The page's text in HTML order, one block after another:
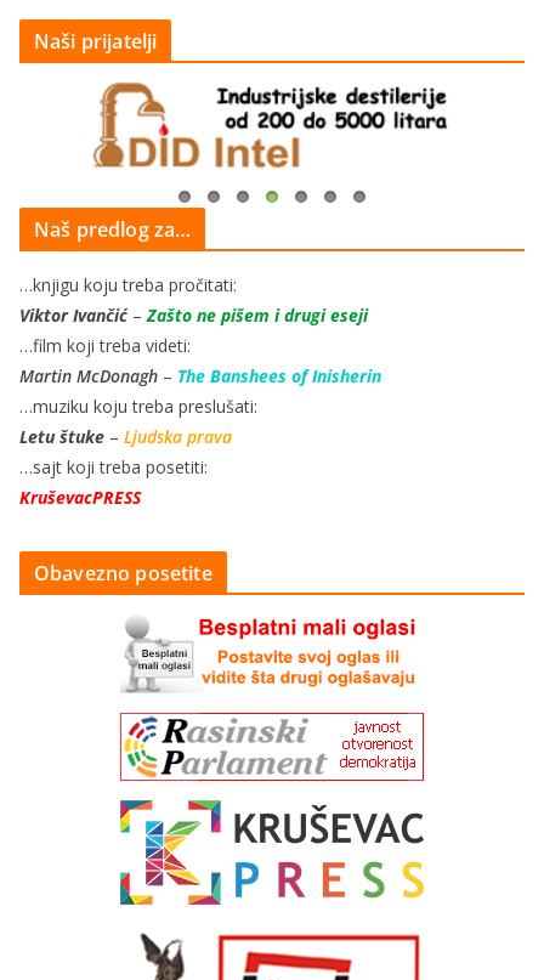
Naši prijatelji
Naš predlog za…
…knjigu koju treba pročitati:
Viktor Ivančić–Zašto ne pišem i drugi eseji
…film koji treba videti:
Martin McDonagh – The Banshees of Inisherin
…muziku koju treba preslušati:
Letu štuke – Ljudska prava
…sajt koji treba posetiti:
KruševacPRESS
Obavezno posetite